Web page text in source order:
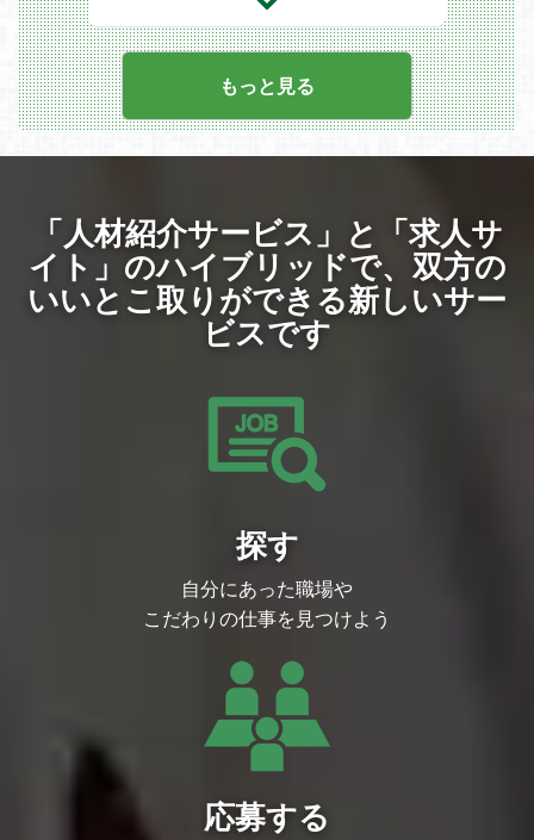
するキャラクターや世界観のビジュアルデ
ザインのイラストの制作。
ご担当セクションのイラスト監修、進行管
理等を担当します。
・ゲームイラストに関わる進行、制作進行
管理
・ゲームのキャラクター制作/監修
・制作スケジュール作成、および管理業務
採用背景
￣￣￣￣￣￣￣￣￣￣
テクロスは「世界に通用するKAWAIIを届
ける」をビジョンに掲げ、数多くのオリジ
ナルIP作品を開発・運営し、事業を拡大し
てきました。大手プラットフォームで会員
数650万人を超える『神姫PROJECT』を
ています。今後も自社オリジナルIPを基に
したヒット作を生み出し続けるため、次世
代のゲーム開発をリードする優秀なメンバ
ーを募集しています。
イラストレーターとして、テクロスの自社
オリジナルIPゲームに登場するキャラクタ
ーや世界観のビジュアルデザインにおい
て、中心的な役割を果たしていただきま
す。テクロスの「KAWAII」ビジョンを具
現化し、プレイヤーが感情移入できる魅力
ことが求められます。チームと協力し、ゲ
ームの世界観に命を吹き込むビジュアル表
現を追求し、プレイヤーに感動と没入感を
提供する作品づくりに貢献していただきま
￣￣￣￣￣￣￣￣￣￣￣￣￣￣￣
イラストレーターとして、自分が思う「K
もっと見る
「人材紹介サービス」と「求人サ
イト」のハイブリッドで、双方の
いいとこ取りができる新しいサー
ビスです
探す
自分にあった職場や
こだわりの仕事を見つけよう
応募する